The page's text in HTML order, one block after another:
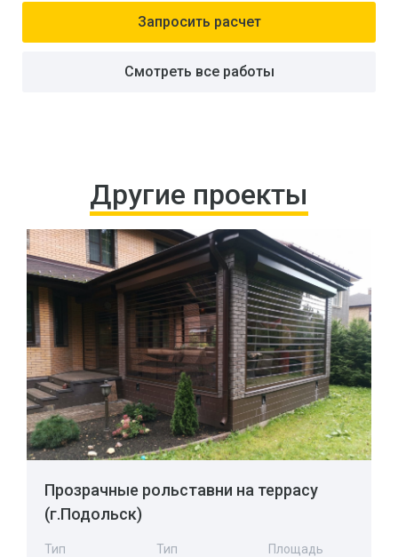
Запросить расчет
Смотреть все работы
Другие проекты
Прозрачные рольставни на террасу
(г.Подольск)
Тип
Тип
Площадь